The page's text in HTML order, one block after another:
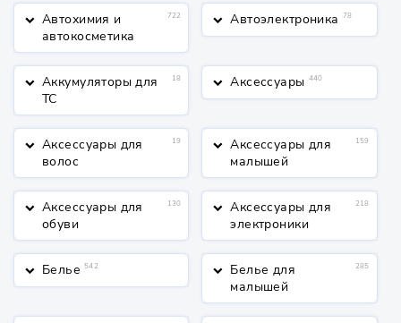
keyboard_arrow_down Автохимия и
автокосметика
722 keyboard_arrow_down Автоэлектроника 78
keyboard_arrow_down Аккумуляторы для
ТС
18 keyboard_arrow_down Аксессуары 440
keyboard_arrow_down Аксессуары для
волос
19 keyboard_arrow_down Аксессуары для
малышей
159
keyboard_arrow_down Аксессуары для
обуви
130 keyboard_arrow_down Аксессуары для
электроники
218
keyboard_arrow_down Белье 542 keyboard_arrow_down Белье для
малышей
285